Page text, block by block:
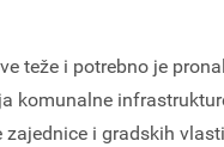
teže i potrebno je
komunalne
i gradskih